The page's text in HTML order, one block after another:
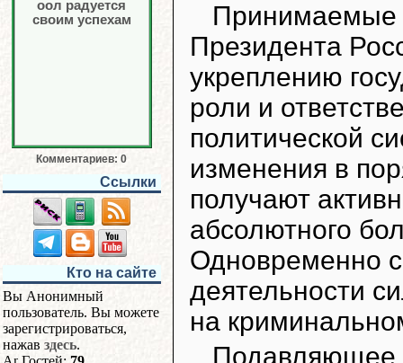
Комментариев: 0
Ссылки
Кто на сайте
Вы Анонимный
пользователь. Вы можете
зарегистрироваться,
нажав здесь.
Принимаемые
Президента
укреплению
роли и
политической
изменения в
получают
абсолютного
Одновременно с
деятельности
на
Подавляющее